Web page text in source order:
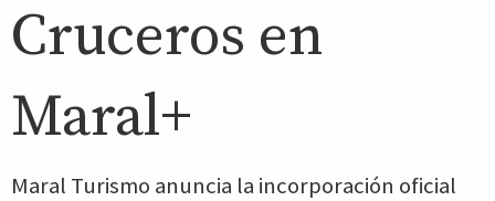
Cruceros en
Maral+
Maral Turismo anuncia la incorporación oficial